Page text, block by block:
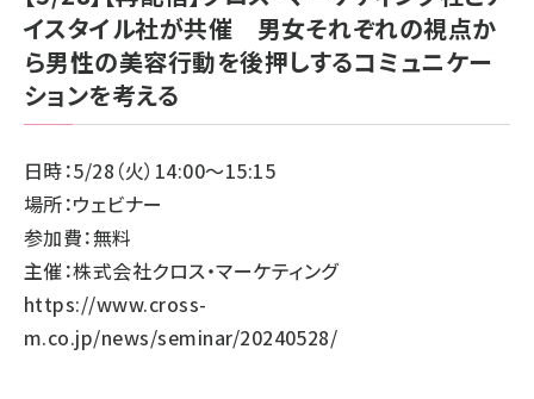
イスタイル社が共催 男女それぞれの視点か
ら男性の美容行動を後押しするコミュニケー
ションを考える
日時：5/28（火）14:00～15:15
場所：ウェビナー
参加費：無料
主催：株式会社クロス・マーケティング
https://www.cross-
m.co.jp/news/seminar/20240528/